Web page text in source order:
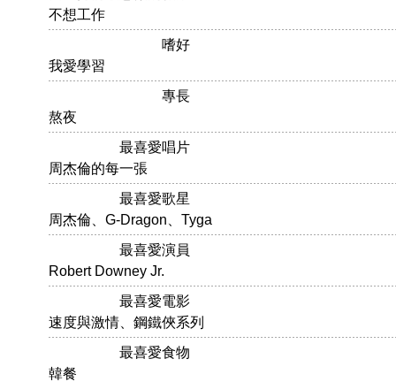
不想工作
嗜好
我愛學習
專長
熬夜
最喜愛唱片
周杰倫的每一張
最喜愛歌星
周杰倫、G-Dragon、Tyga
最喜愛演員
Robert Downey Jr.
最喜愛電影
速度與激情、鋼鐵俠系列
最喜愛食物
韓餐